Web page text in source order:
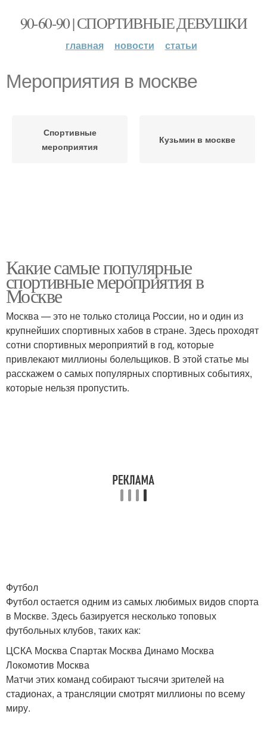
90-60-90 | СПОРТИВНЫЕ ДЕВУШКИ
главная новости статьи
Мероприятия в москве
Спортивные
мероприятия
Кузьмин в москве
Какие самые популярные
спортивные мероприятия в
Москве
Москва — это не только столица России, но и один из
крупнейших спортивных хабов в стране. Здесь проходят
сотни спортивных мероприятий в год, которые
привлекают миллионы болельщиков. В этой статье мы
расскажем о самых популярных спортивных событиях,
которые нельзя пропустить.
Футбол
Футбол остается одним из самых любимых видов спорта
в Москве. Здесь базируется несколько топовых
футбольных клубов, таких как:
ЦСКА Москва Спартак Москва Динамо Москва
Локомотив Москва
Матчи этих команд собирают тысячи зрителей на
стадионах, а трансляции смотрят миллионы по всему
миру.